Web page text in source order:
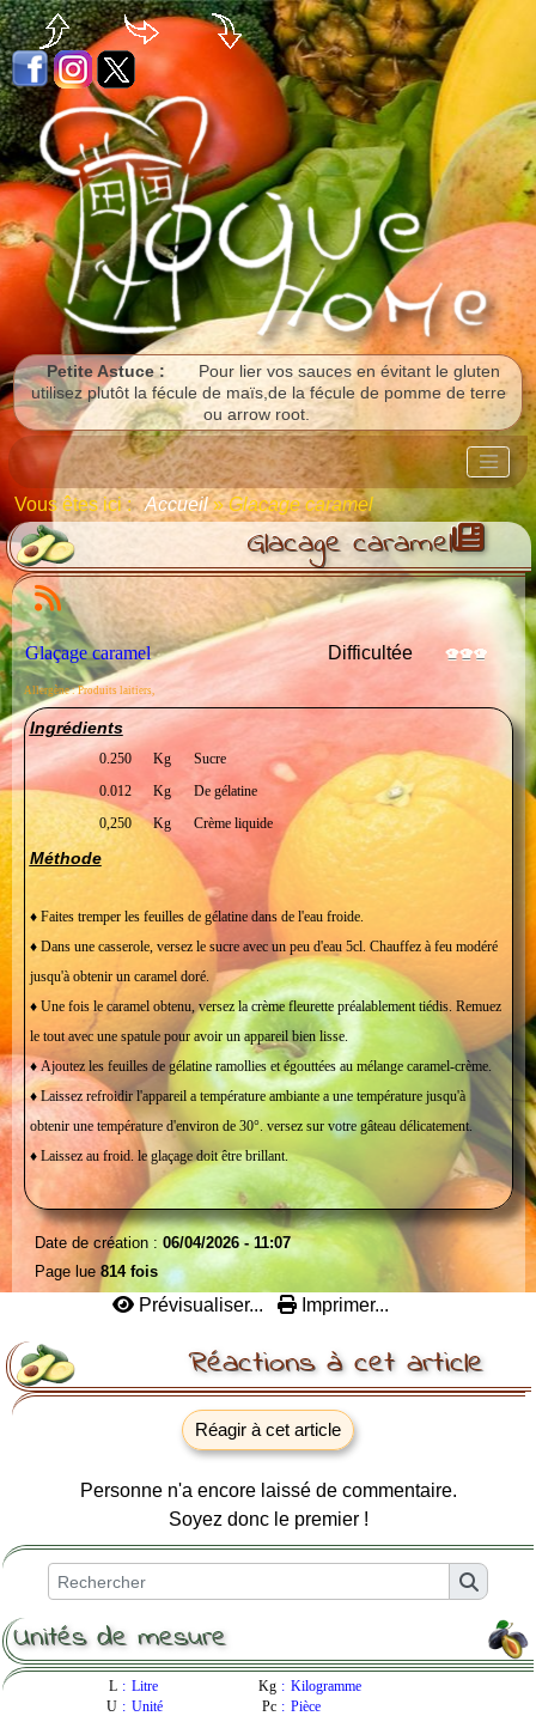
Petite Astuce :
Pour lier vos sauces en évitant le gluten
utilisez plutôt la fécule de maïs,de la fécule de pomme de terre
ou arrow root.
Vous êtes ici :Accueil»Glacage caramel
Unités de mesure
L : Litre Kg : Kilogramme
U : Unité Pc : Pièce
Glacage caramel
Glaçage caramel Difficultée
Allergène : Produits laitiers,
Ingrédients
0.250 Kg
Sucre
0.012
Kg
De gélatine
0,250
Kg Crème liquide
Méthode
♦ Faites tremper les feuilles de gélatine dans de l'eau froide.
♦ Dans une casserole, versez le sucre avec un peu d'eau 5cl. Chauffez à feu modéré
jusqu'à obtenir un caramel doré.
♦ Une fois le caramel obtenu, versez la crème fleurette préalablement tiédis. Remuez
le tout avec une spatule pour avoir un appareil bien lisse.
♦ Ajoutez les feuilles de gélatine ramollies et égouttées au mélange caramel-crème.
♦ Laissez refroidir l'appareil a température ambiante a une température jusqu'à
obtenir une température d'environ de 30°. versez sur votre gâteau délicatement.
♦ Laissez au froid. le glaçage doit être brillant.
Date de création : 06/04/2026 - 11:07
Page lue 814 fois
Prévisualiser... Imprimer...
Réactions à cet article
Réagir à cet article
Personne n'a encore laissé de commentaire.
Soyez donc le premier !
Panneau de gestion des cookies